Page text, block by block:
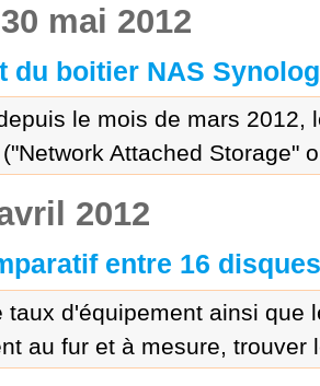
mai 2012
du boitier NAS
le mois de mars 2012,
Attached Storage"
2012
entre 16
taux d'équipement ainsi que
au fur et à mesure,